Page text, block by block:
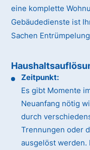
eine komplette
Gebäudedienste ist
Sachen
Zeitpunkt:
Es gibt Momente
Neuanfang nötig
durch
Trennungen oder
ausgelöst werden.